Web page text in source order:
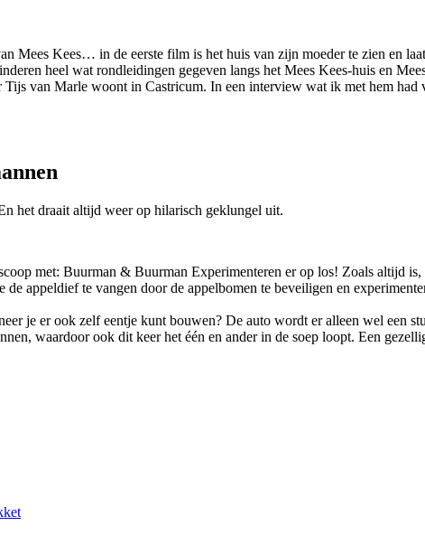
Mees Kees… in de eerste film is het huis van zijn moeder te zien en
heel wat rondleidingen gegeven langs het Mees Kees-huis en
van Marle woont in Castricum. In een interview wat ik met hem had
het draait altijd weer op hilarisch geklungel uit.
met: Buurman & Buurman Experimenteren er op los! Zoals altijd
appeldief te vangen door de appelbomen te beveiligen en
je er ook zelf eentje kunt bouwen? De auto wordt er alleen wel een
waardoor ook dit keer het één en ander in de soep loopt. Een